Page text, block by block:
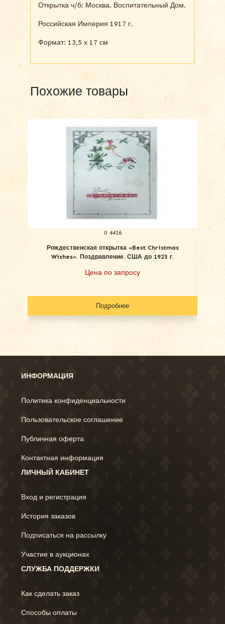
Открытка ч/б: Москва. Воспитательный Дом.
Российская Империя 1917 г.
Формат: 13,5 х 17 см
Похожие товары
о 4416
Рождественская открытка «Best Christmas
Wishes». Поздравление. США до 1923 г.
Цена по запросу
Подробнее
С
ИНФОРМАЦИЯ
Политика конфиденциальности
Пользовательское соглашение
Публичная оферта
Контактная информация
ЛИЧНЫЙ КАБИНЕТ
Вход и регистрация
История заказов
Подписаться на рассылку
Участие в аукционах
СЛУЖБА ПОДДЕРЖКИ
Как сделать заказ
Способы оплаты